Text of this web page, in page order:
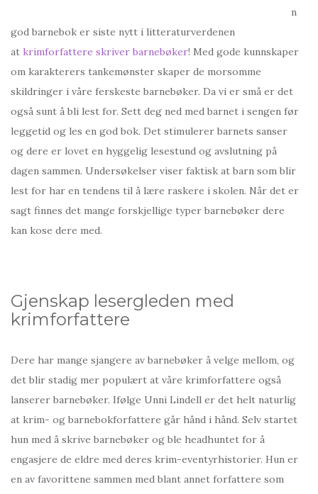
n
god barnebok er siste nytt i litteraturverdenen
at krimforfattere skriver barnebøker! Med gode kunnskaper
om karakterers tankemønster skaper de morsomme
skildringer i våre ferskeste barnebøker. Da vi er små er det
også sunt å bli lest for. Sett deg ned med barnet i sengen før
leggetid og les en god bok. Det stimulerer barnets sanser
og dere er lovet en hyggelig lesestund og avslutning på
dagen sammen. Undersøkelser viser faktisk at barn som blir
lest for har en tendens til å lære raskere i skolen. Når det er
sagt finnes det mange forskjellige typer barnebøker dere
kan kose dere med.
Gjenskap lesergleden med
krimforfattere
Dere har mange sjangere av barnebøker å velge mellom, og
det blir stadig mer populært at våre krimforfattere også
lanserer barnebøker. Ifølge Unni Lindell er det helt naturlig
at krim- og barnebokforfattere går hånd i hånd. Selv startet
hun med å skrive barnebøker og ble headhuntet for å
engasjere de eldre med deres krim-eventyrhistorier. Hun er
en av favorittene sammen med blant annet forfattere som